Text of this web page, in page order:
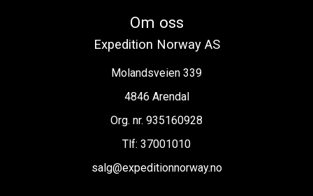
Om oss
Expedition Norway AS
Molandsveien 339
4846 Arendal
Org. nr. 935160928
Tlf: 37001010
salg@expeditionnorway.no